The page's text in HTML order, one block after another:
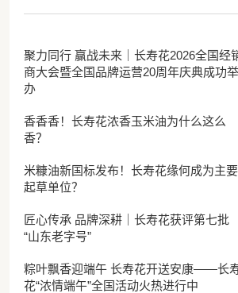
聚力同行 赢战未来｜长寿花2026全国经
商大会暨全国品牌运营20周年庆典成功举
办
香香香！长寿花浓香玉米油为什么这么
香？
米糠油新国标发布！长寿花缘何成为主要
起草单位？
匠心传承 品牌深耕｜长寿花获评第七批
“山东老字号”
粽叶飘香迎端午 长寿花开送安康——长
花“浓情端午”全国活动火热进行中